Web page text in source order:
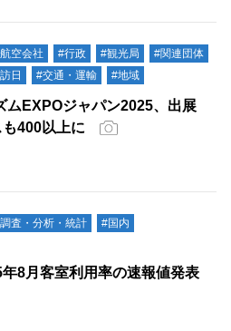
空会社 #行政 #観光局
#関連団体
日 #交通・運輸 #地域
ムEXPOジャパン2025、出展
400以上に
査・分析・統計 #国内
8月客室利用率の速報値発表